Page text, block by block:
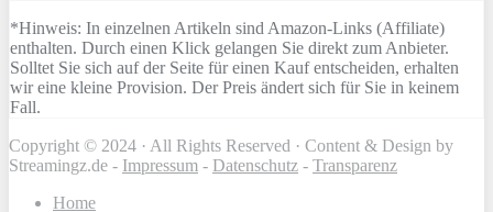
*Hinweis: In einzelnen Artikeln sind Amazon-Links (Affiliate)
enthalten. Durch einen Klick gelangen Sie direkt zum Anbieter.
Solltet Sie sich auf der Seite für einen Kauf entscheiden, erhalten
wir eine kleine Provision. Der Preis ändert sich für Sie in keinem
Fall.
Copyright © 2024 · All Rights Reserved · Content & Design by
Streamingz.de - Impressum - Datenschutz - Transparenz
Home